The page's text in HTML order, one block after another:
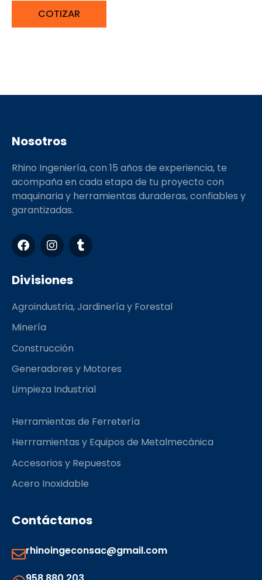
COTIZAR
Nosotros
Rhino Ingeniería, con 15 años de experiencia, te
acompaña en cada etapa de tu proyecto con
maquinaria y herramientas duraderas, confiables y
garantizadas.
F
a
c
e
b
o
k
I
n
s
t
a
r
T
u
m
Divisiones
Agroindustria, Jardinería y Forestal
Minería
Construcción
Generadores y Motores
Limpieza Industrial
Herramientas de Ferretería
Herrramientas y Equipos de Metalmecánica
Accesorios y Repuestos
Acero Inoxidable
Contáctanos
rhinoingeconsac@gmail.com